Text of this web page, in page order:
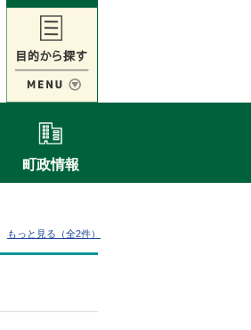
町政情報
もっと見る（全2件）